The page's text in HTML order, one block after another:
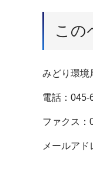
この
みどり環境
電話：045-
ファクス：
メールアド